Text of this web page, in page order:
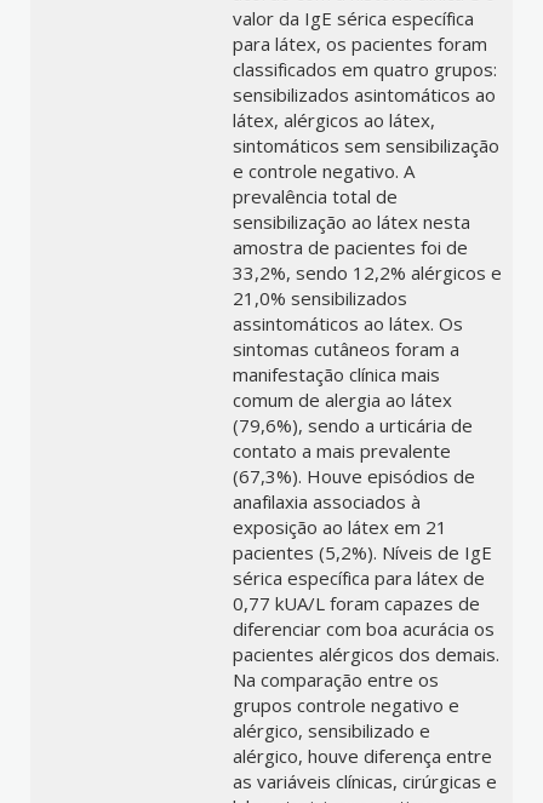
valor da IgE sérica específica
para látex, os pacientes foram
classificados em quatro grupos:
sensibilizados asintomáticos ao
látex, alérgicos ao látex,
sintomáticos sem sensibilização
e controle negativo. A
prevalência total de
sensibilização ao látex nesta
amostra de pacientes foi de
33,2%, sendo 12,2% alérgicos e
21,0% sensibilizados
assintomáticos ao látex. Os
sintomas cutâneos foram a
manifestação clínica mais
comum de alergia ao látex
(79,6%), sendo a urticária de
contato a mais prevalente
(67,3%). Houve episódios de
anafilaxia associados à
exposição ao látex em 21
pacientes (5,2%). Níveis de IgE
sérica específica para látex de
0,77 kUA/L foram capazes de
diferenciar com boa acurácia os
pacientes alérgicos dos demais.
Na comparação entre os
grupos controle negativo e
alérgico, sensibilizado e
alérgico, houve diferença entre
as variáveis clínicas, cirúrgicas e